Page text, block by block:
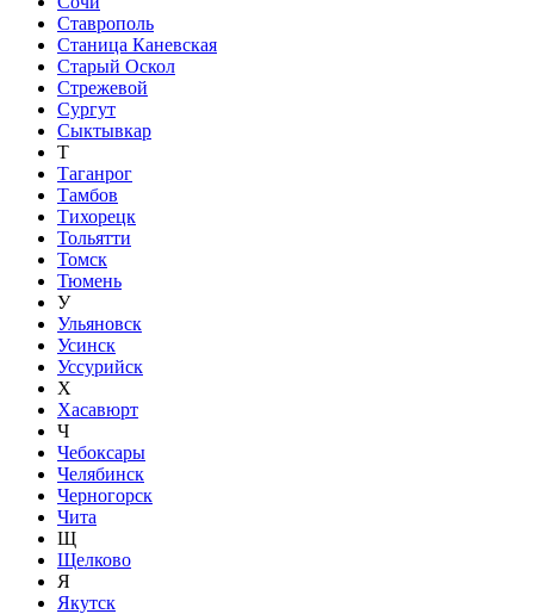
Ставрополь
Станица Каневская
Старый Оскол
Стрежевой
Сургут
Сыктывкар
Т
Таганрог
Тамбов
Тихорецк
Тольятти
Томск
Тюмень
У
Ульяновск
Усинск
Уссурийск
Х
Хасавюрт
Ч
Чебоксары
Челябинск
Черногорск
Чита
Щ
Щелково
Я
Якутск